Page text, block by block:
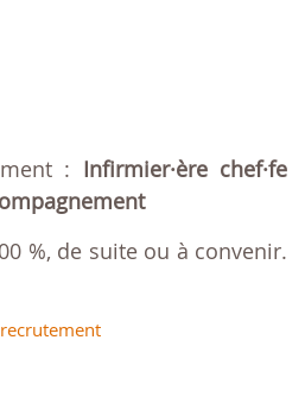
: Infirmier·ère chef·fe
%, de suite ou à convenir.
recrutement